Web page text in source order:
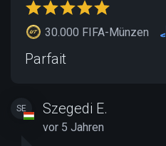
30.000 FIFA-Münzen
Parfait
SE Szegedi E.
vor 5 Jahren